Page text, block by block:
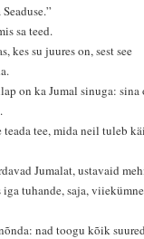
sa teed.
kes su juures on, sest see
on ka Jumal sinuga: sina
teada tee, mida neil tuleb
Jumalat, ustavaid
tuhande, saja,
nad toogu kõik